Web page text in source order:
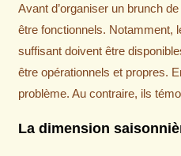
Avant d’organiser un brunch
être fonctionnels. Notamment,
suffisant doivent être
être opérationnels et propres.
problème. Au contraire, ils
La dimension